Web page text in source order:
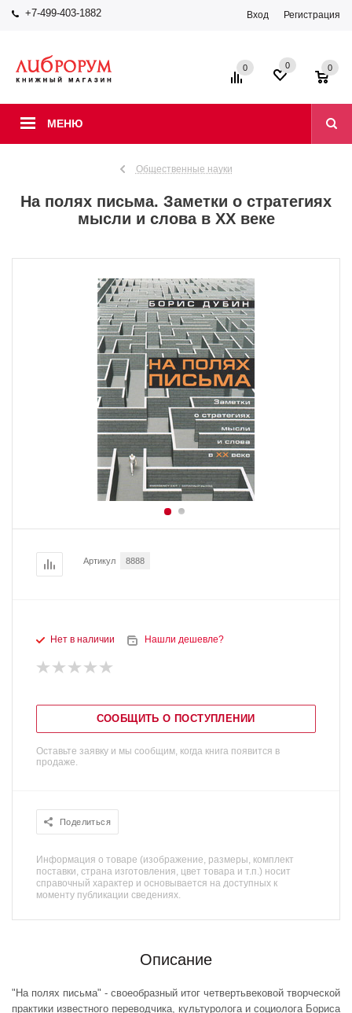
+7-499-403-1882 Вход Регистрация
МЕНЮ
0 0 0
Общественные науки
На полях письма. Заметки о стратегиях
мысли и слова в ХХ веке
Артикул 8888
Нет в наличии Нашли дешевле?
СООБЩИТЬ О ПОСТУПЛЕНИИ
Оставьте заявку и мы сообщим, когда книга появится в
продаже.
Поделиться
Информация о товаре (изображение, размеры, комплект
поставки, страна изготовления, цвет товара и т.п.) носит
справочный характер и основывается на доступных к
моменту публикации сведениях.
Описание
"На полях письма" - своеобразный итог четвертьвековой творческой
практики известного переводчика, культуролога и социолога Бориса